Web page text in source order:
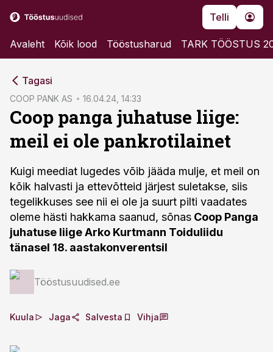
Telli
Avaleht Kõik lood Tööstusharud TARK TÖÖSTUS
Tagasi
COOP PANK AS 16.04.24, 14:33
Coop panga juhatuse liige:
meil ei ole pankrotilainet
Kuigi meediat lugedes võib jääda mulje, et meil on
kõik halvasti ja ettevõtteid järjest suletakse, siis
tegelikkuses see nii ei ole ja suurt pilti vaadates
oleme hästi hakkama saanud, sõnas Coop Panga
juhatuse liige Arko Kurtmann Toiduliidu
tänasel 18. aastakonverentsil
Tööstusuudised.ee
Kuula Jaga Salvesta Vihja